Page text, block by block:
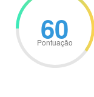
60
Pontuação